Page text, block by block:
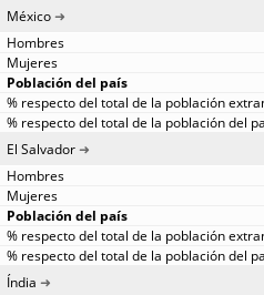
México
El Salvador
Índia